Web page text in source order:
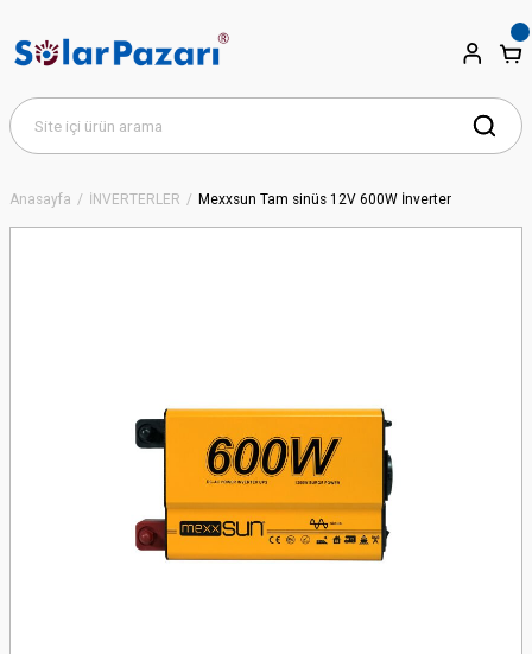
Anasayfa İNVERTERLER Mexxsun Tam sinüs 12V 600W İnverter